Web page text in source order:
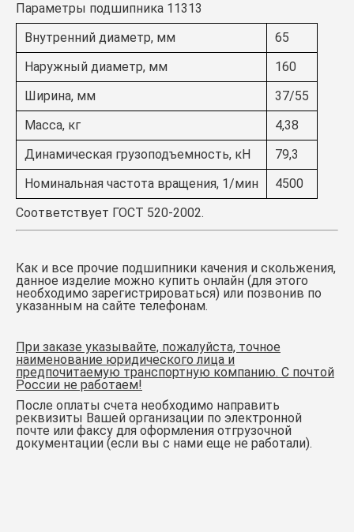
Параметры подшипника 11313
Внутренний диаметр, мм
65
Наружный диаметр, мм
160
Ширина, мм
37/55
Масса, кг
4,38
Динамическая грузоподъемность, кН
79,3
Номинальная частота вращения, 1/мин
4500
Соответствует ГОСТ 520-2002.
Как и все прочие подшипники качения и скольжения,
данное изделие можно купить онлайн (для этого
необходимо зарегистрироваться) или позвонив по
указанным на сайте телефонам.
При заказе указывайте, пожалуйста, точное
наименование юридического лица и
предпочитаемую транспортную компанию. С почтой
России не работаем!
После оплаты счета необходимо направить
реквизиты Вашей организации по электронной
почте или факсу для оформления отгрузочной
документации (если вы с нами еще не работали).